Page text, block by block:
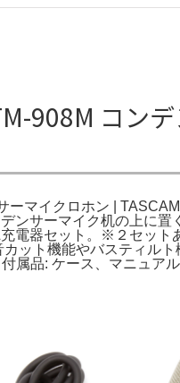
908M コン
ーマイクロホン |
ンサーマイク机の上に
電器セット。※２セット
ット機能やバスティル
属品: ケース、マニュア